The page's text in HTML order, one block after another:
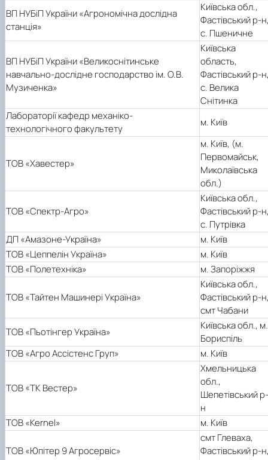
ВП НУБіП України «Агрономічна дослідна
станція»
Київська обл.,
Фастівський р-
с. Пшеничне
ВП НУБіП України «Великоснітинське
навчально-дослідне господарство ім. О.В.
Музиченка»
Київська
область,
Фастівський р-
с. Велика
Снітинка
Лабораторії кафедр механіко-
технологічного факультету
м. Київ
ТОВ «Хавестер»
м. Київ, (м.
Первомайськ,
Миколаївська
обл.)
ТОВ «Спектр-Агро»
Київська обл.,
Фастівський р-
с. Путрівка
ДП «Амазоне-Україна»
м. Київ
ТОВ «Цеппелін Україна»
м. Київ
ТОВ «Полетехніка»
м. Запоріжжя
ТОВ «Тайтен Машинері Україна»
Київська обл.,
Фастівський р-
смт Чабани
ТОВ «Пьотінгер Україна»
Київська обл., м.
Бориспіль
ТОВ «Агро Ассістенс Груп»
м. Київ
ТОВ «ТК Вестер»
Хмельницька
обл.,
Шепетівський р-
н
ТОВ «Kernel»
м. Київ
ТОВ «Юпітер 9 Агросервіс»
смт Глеваха,
Фастівський р-